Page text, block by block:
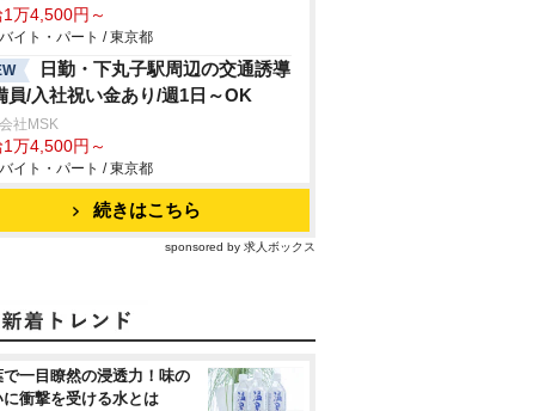
1万4,500円～
イト・パート / 東京都
日勤・下丸子駅周辺の交通誘導
員/入社祝い金あり/週1日～OK
社MSK
1万4,500円～
イト・パート / 東京都
続きはこちら
sponsored by 求人ボックス
で一目瞭然の浸透力！味の
に衝撃を受ける水とは